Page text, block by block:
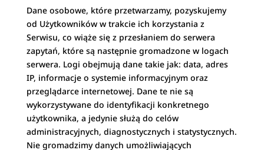
Dane osobowe, które przetwarzamy, pozyskujemy
od Użytkowników w trakcie ich korzystania z
Serwisu, co wiąże się z przesłaniem do serwera
zapytań, które są następnie gromadzone w logach
serwera. Logi obejmują dane takie jak: data, adres
IP, informacje o systemie informacyjnym oraz
przeglądarce internetowej. Dane te nie są
wykorzystywane do identyfikacji konkretnego
użytkownika, a jedynie służą do celów
administracyjnych, diagnostycznych i statystycznych.
Nie gromadzimy danych umożliwiających